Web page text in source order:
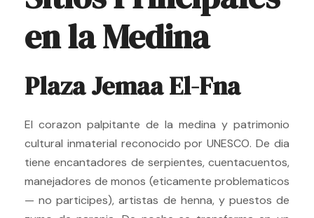
en la Medina
Plaza Jemaa El-Fna
El corazon palpitante de la medina y patrimonio
cultural inmaterial reconocido por UNESCO. De dia
tiene encantadores de serpientes, cuentacuentos,
manejadores de monos (eticamente problematicos
— no participes), artistas de henna, y puestos de